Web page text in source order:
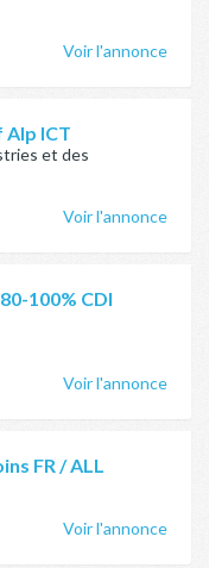
Voir l'annonce
ICT
et des
Voir l'annonce
100% CDI
Voir l'annonce
FR / ALL
Voir l'annonce